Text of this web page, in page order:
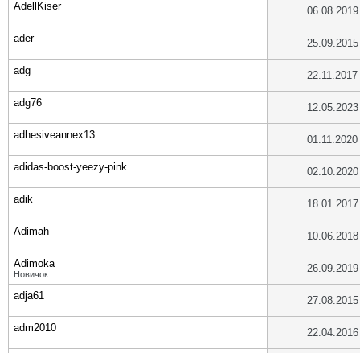
AdellKiser 06.08.2019
ader 25.09.2015
adg 22.11.2017
adg76 12.05.2023
adhesiveannex13 01.11.2020
adidas-boost-yeezy-pink 02.10.2020
adik 18.01.2017
Adimah 10.06.2018
Adimoka
Новичок 26.09.2019
adja61 27.08.2015
adm2010 22.04.2016